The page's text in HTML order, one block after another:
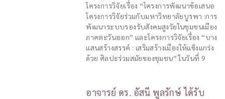
โครงการวิจัยเรื่อง “โครงการพัฒนาข้อเสนอ
โครงการวิจัยร่วมกับมหาวิทยาลัยบูรพา :การ
พัฒนาระบบรองรับสังคมสูงวัยในชุมชนเมือง
ภาคตะวันออก” และโครงการวิจัยเรื่อง “บาง
แสนสร้างสรรค์ : เสริมสร้างเมืองให้แข็งแกร่ง
ด้วย ศิลปะร่วมสมัยของชุมชน” ในวันที่ 9
อาจารย์ ดร. อัสนี พูลรักษ์ ได้รับ